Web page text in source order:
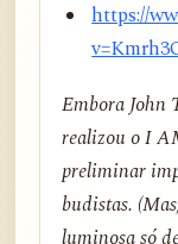
https://
Embora John
realizou o I
preliminar
budistas.